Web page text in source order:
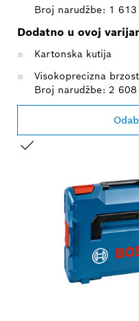
Broj narudžbe: 1
Dodatno u ovoj
Kartonska kutija
Visokoprecizna
Broj narudžbe: 2